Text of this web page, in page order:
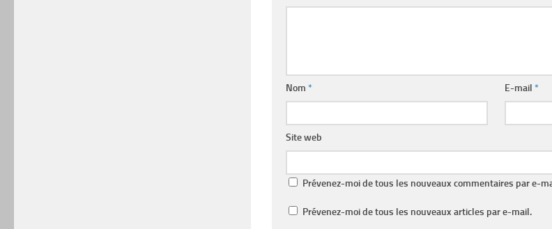
Nom * E-mail*
Site web
Prévenez-moi de tous les nouveaux commentaires par e-
Prévenez-moi de tous les nouveaux articles par e-mail.